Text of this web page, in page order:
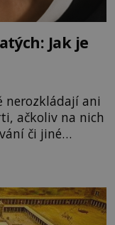
Jak je
nerozkládají ani
ačkoliv na nich
či jiné
bývají
Jaké